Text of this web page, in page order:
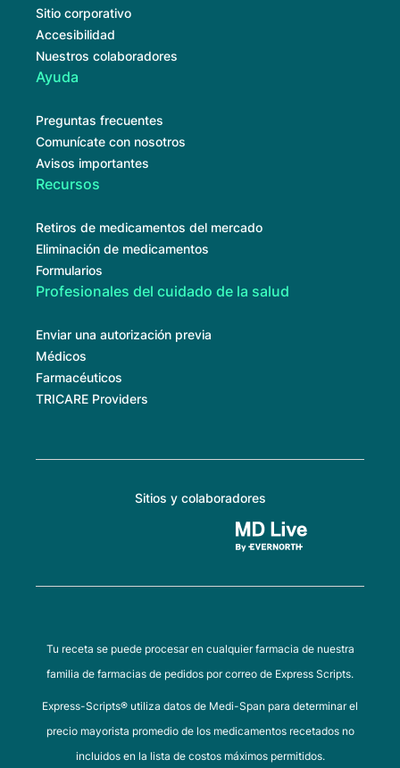
Sitio corporativo
Accesibilidad
Nuestros colaboradores
Ayuda
Preguntas frecuentes
Comunícate con nosotros
Avisos importantes
Recursos
Retiros de medicamentos del mercado
Eliminación de medicamentos
Formularios
Profesionales del cuidado de la salud
Enviar una autorización previa
Médicos
Farmacéuticos
TRICARE Providers
Sitios y colaboradores
Tu receta se puede procesar en cualquier farmacia de nuestra
familia de farmacias de pedidos por correo de Express Scripts.
Express-Scripts® utiliza datos de Medi-Span para determinar el
precio mayorista promedio de los medicamentos recetados no
incluidos en la lista de costos máximos permitidos.